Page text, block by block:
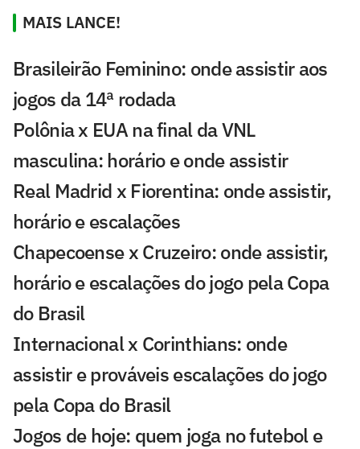
MAIS LANCE!
Brasileirão Feminino: onde assistir aos
jogos da 14ª rodada
Polônia x EUA na final da VNL
masculina: horário e onde assistir
Real Madrid x Fiorentina: onde assistir,
horário e escalações
Chapecoense x Cruzeiro: onde assistir,
horário e escalações do jogo pela Copa
do Brasil
Internacional x Corinthians: onde
assistir e prováveis escalações do jogo
pela Copa do Brasil
Jogos de hoje: quem joga no futebol e